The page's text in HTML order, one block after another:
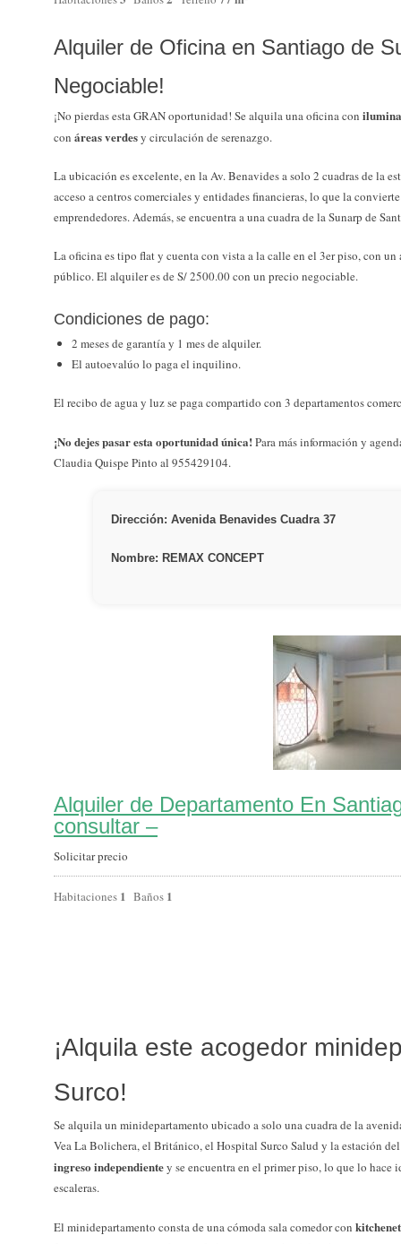
Alquiler de Oficina en Santiago de
Negociable!
¡No pierdas esta GRAN oportunidad! Se alquila una oficina con
con áreas verdesy circulación de serenazgo.
La ubicación es excelente, en la Av. Benavides a solo 2 cuadras de la
acceso a centros comerciales y entidades financieras, lo que la
emprendedores. Además, se encuentra a una cuadra de la Sunarp de
La oficina es tipo flat y cuenta con vista a la calle en el 3er piso, con un
público. El alquiler es de S/ 2500.00 con un precio negociable.
Condiciones de pago:
2 meses de garantía y 1 mes de alquiler.
El autoevalúo lo paga el inquilino.
El recibo de agua y luz se paga compartido con 3 departamentos
¡No dejes pasar esta oportunidad única!Para más información y
Claudia Quispe Pinto al 955429104.
Dirección: Avenida Benavides Cuadra 37
Nombre: REMAX CONCEPT
Alquiler de Departamento En
consultar –
Solicitar precio
Habitaciones 1 Baños 1
¡Alquila este acogedor
Surco!
Se alquila un minidepartamento ubicado a solo una cuadra de la
Vea La Bolichera, el Británico, el Hospital Surco Salud y la estación
ingreso independientey se encuentra en el primer piso, lo que lo hace
escaleras.
El minidepartamento consta de una cómoda sala comedor con